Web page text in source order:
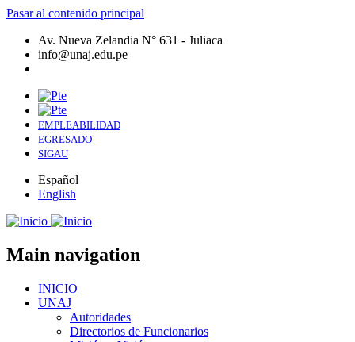
Pasar al contenido principal
Av. Nueva Zelandia N° 631 - Juliaca
info@unaj.edu.pe
EMPLEABILIDAD
EGRESADO
SIGAU
Español
English
Main navigation
INICIO
UNAJ
Autoridades
Directorios de Funcionarios